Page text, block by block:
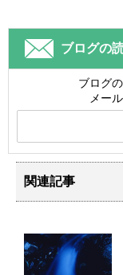
ブログの
ブログ
メー
関連記事